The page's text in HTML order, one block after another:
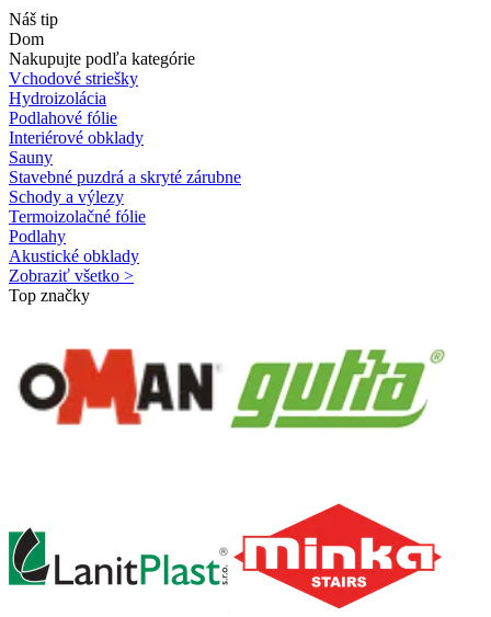
Náš tip
Dom
Nakupujte podľa kategórie
Vchodové striešky
Hydroizolácia
Podlahové fólie
Interiérové obklady
Sauny
Stavebné puzdrá a skryté zárubne
Schody a výlezy
Termoizolačné fólie
Podlahy
Akustické obklady
Zobraziť všetko >
Top značky